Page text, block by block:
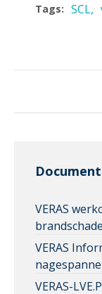
Tags: SCL
VERAS
VERAS
VERAS-